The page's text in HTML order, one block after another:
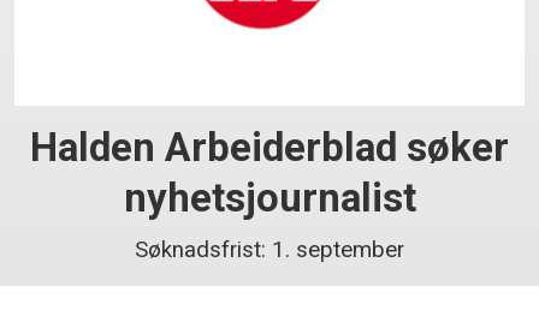
Halden Arbeiderblad søker
nyhetsjournalist
Søknadsfrist: 1. september